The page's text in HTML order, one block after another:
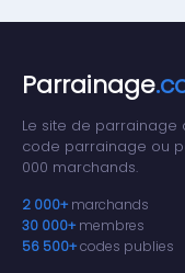
Parrainage
Le site de parrainage
code parrainage ou
000 marchands.
2 000+ marchands
30 000+ membres
56 500+codes publies